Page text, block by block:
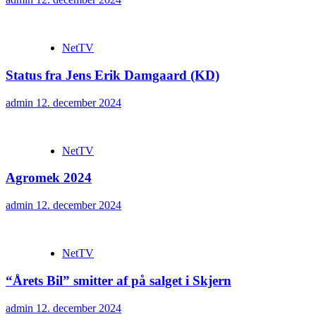
NetTV
Status fra Jens Erik Damgaard (KD)
admin 12. december 2024
NetTV
Agromek 2024
admin 12. december 2024
NetTV
“Årets Bil” smitter af på salget i Skjern
admin 12. december 2024